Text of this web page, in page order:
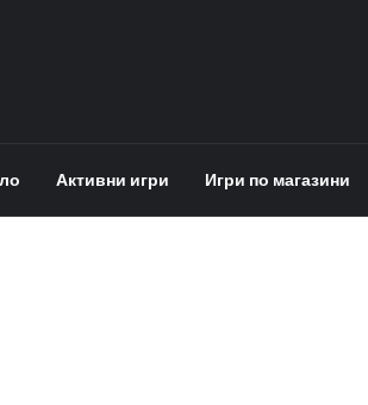
Активни игри Игри по магазини